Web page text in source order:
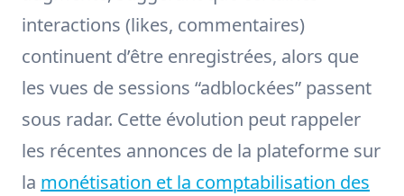
interactions (likes, commentaires)
continuent d’être enregistrées, alors que
les vues de sessions “adblockées” passent
sous radar. Cette évolution peut rappeler
les récentes annonces de la plateforme sur
la monétisation et la comptabilisation des